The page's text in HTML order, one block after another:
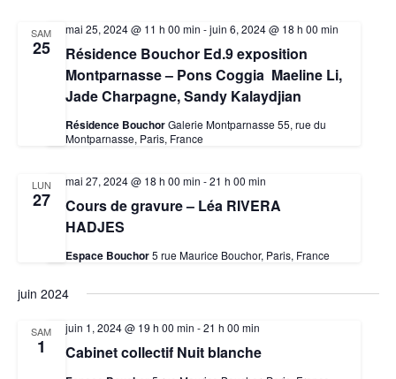
SAM
25
Résidence Bouchor Ed.9 exposition
Montparnasse – Pons Coggia Maeline Li,
Jade Charpagne, Sandy Kalaydjian
mai 25, 2024 @ 11 h 00 min -juin 6, 2024 @ 18 h 00 min
Résidence BouchorGalerie Montparnasse 55, rue du
Montparnasse, Paris, France
LUN
27
Cours de gravure – Léa RIVERA
HADJES
mai 27, 2024 @ 18 h 00 min -21 h 00 min
Espace Bouchor5 rue Maurice Bouchor, Paris, France
juin 2024
SAM
1 Cabinet collectif Nuit blanche
juin 1, 2024 @ 19 h 00 min -21 h 00 min